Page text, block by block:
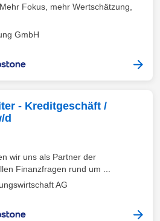
Fokus, mehr Wertschätzung,
GmbH
- Kreditgeschäft /
d
wir uns als Partner der
Finanzfragen rund um ...
AG